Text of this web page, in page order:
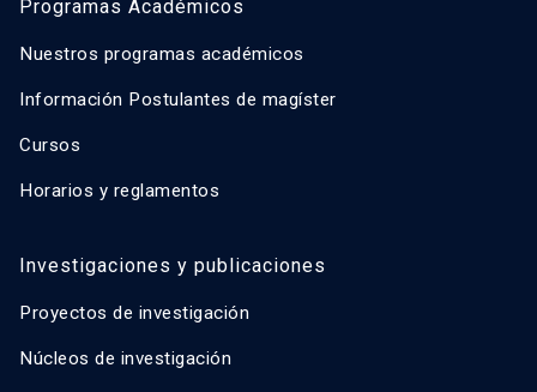
Programas Académicos
Nuestros programas académicos
Información Postulantes de magíster
Cursos
Horarios y reglamentos
Investigaciones y publicaciones
Proyectos de investigación
Núcleos de investigación